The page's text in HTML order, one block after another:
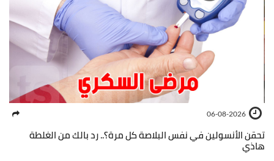
06-08-2026
تحقن الأنسولين في نفس البلاصة كل مرة؟.. رد بالك من الغلطة
هاذي